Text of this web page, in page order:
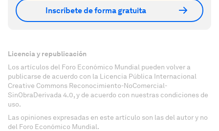
Inscríbete de forma gratuita
Licencia y republicación
Los artículos del Foro Económico Mundial pueden volver a
publicarse de acuerdo con la Licencia Pública Internacional
Creative Commons Reconocimiento-NoComercial-
SinObraDerivada 4.0, y de acuerdo con nuestras condiciones de
uso.
Las opiniones expresadas en este artículo son las del autor y no
del Foro Económico Mundial.